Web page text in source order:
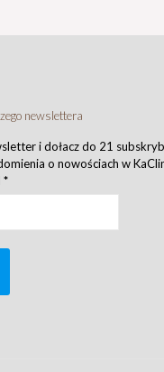
newslettera
i dołacz do 21
o nowościach w
*